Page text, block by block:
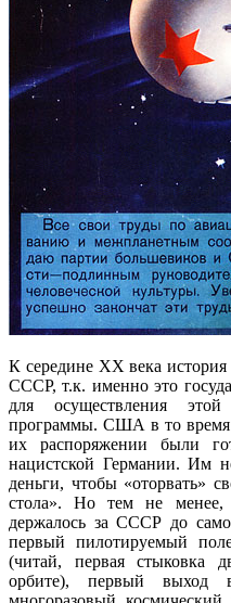
К середине XX века история
СССР, т.к. именно это
для осуществления
программы. США в то время
их распоряжении были
нацистской Германии. Им
деньги, чтобы «оторвать»
стола». Но тем не менее,
держалось за СССР до
первый пилотируемый
(читай, первая стыковка
орбите), первый выход